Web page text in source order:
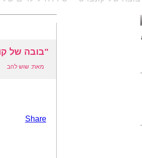
"בובה של
מאת: שוש להב
Share